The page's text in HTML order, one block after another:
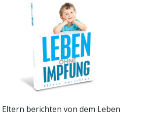
Eltern berichten von dem Leben